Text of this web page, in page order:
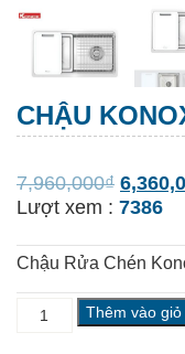
CHẬU
7,960,000₫
Lượt xem : 7386
Chậu Rửa Chén
CHẬU
Thêm vào giỏ